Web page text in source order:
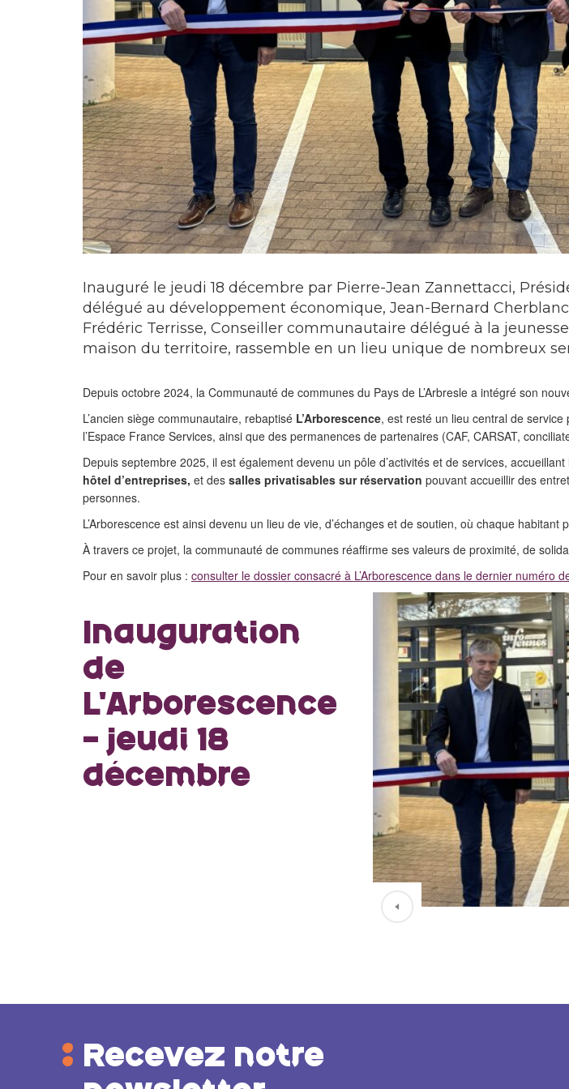
Inauguré le jeudi 18 décembre par Pierre-Jean Zannettacci,
délégué au développement économique, Jean-Bernard
Frédéric Terrisse, Conseiller communautaire délégué à la
maison du territoire, rassemble en un lieu unique de nombreux
Depuis octobre 2024, la Communauté de communes du Pays de L’Arbresle a intégré son
L’ancien siège communautaire, rebaptisé L’Arborescence, est resté un lieu central de service
l’Espace France Services, ainsi que des permanences de partenaires (CAF, CARSAT,
Depuis septembre 2025, il est également devenu un pôle d’activités et de services, accueillant
hôtel d’entreprises, et des salles privatisables sur réservation pouvant accueillir des
personnes.
L’Arborescence est ainsi devenu un lieu de vie, d’échanges et de soutien, où chaque
À travers ce projet, la communauté de communes réaffirme ses valeurs de proximité, de
Pour en savoir plus : consulter le dossier consacré à L’Arborescence dans le dernier numéro
Inauguration
de
L'Arborescence
- jeudi 18
décembre
Recevez notre